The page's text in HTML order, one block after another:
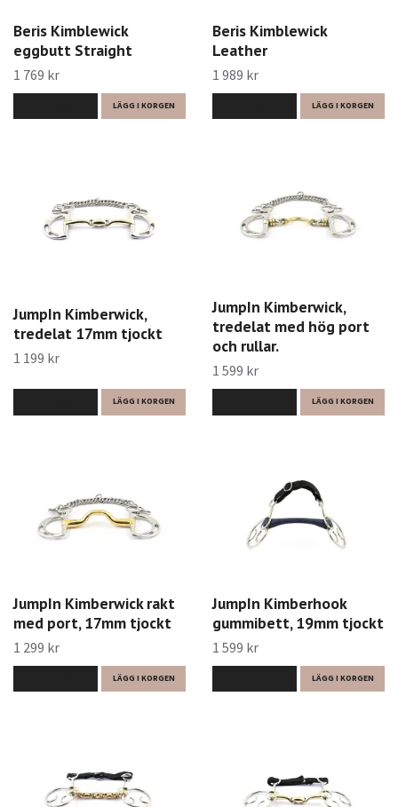
Beris Kimblewick
eggbutt Straight
1 769 kr
LÄGG I KORGEN
Beris Kimblewick
Leather
1 989 kr
LÄGG I KORGEN
JumpIn Kimberwick,
tredelat 17mm tjockt
1 199 kr
LÄGG I KORGEN
JumpIn Kimberwick,
tredelat med hög port
och rullar.
1 599 kr
LÄGG I KORGEN
JumpIn Kimberwick rakt
med port, 17mm tjockt
1 299 kr
LÄGG I KORGEN
JumpIn Kimberhook
gummibett, 19mm tjockt
1 599 kr
LÄGG I KORGEN